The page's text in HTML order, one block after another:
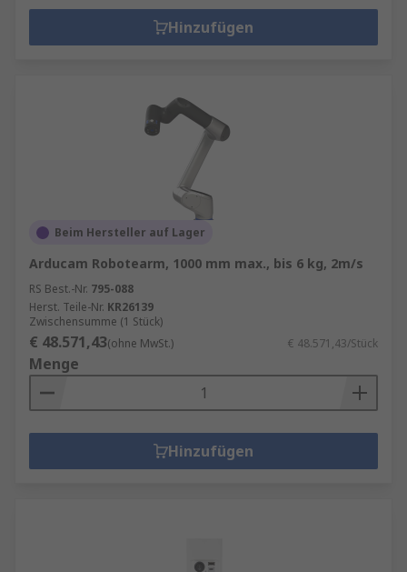
Hinzufügen
Beim Hersteller auf Lager
Arducam Robotearm, 1000 mm max., bis 6 kg, 2m/s
RS Best.-Nr. 795-088
Herst. Teile-Nr. KR26139
Zwischensumme (1 Stück)
€ 48.571,43(ohne MwSt.) € 48.571,43/Stück
Menge
Hinzufügen